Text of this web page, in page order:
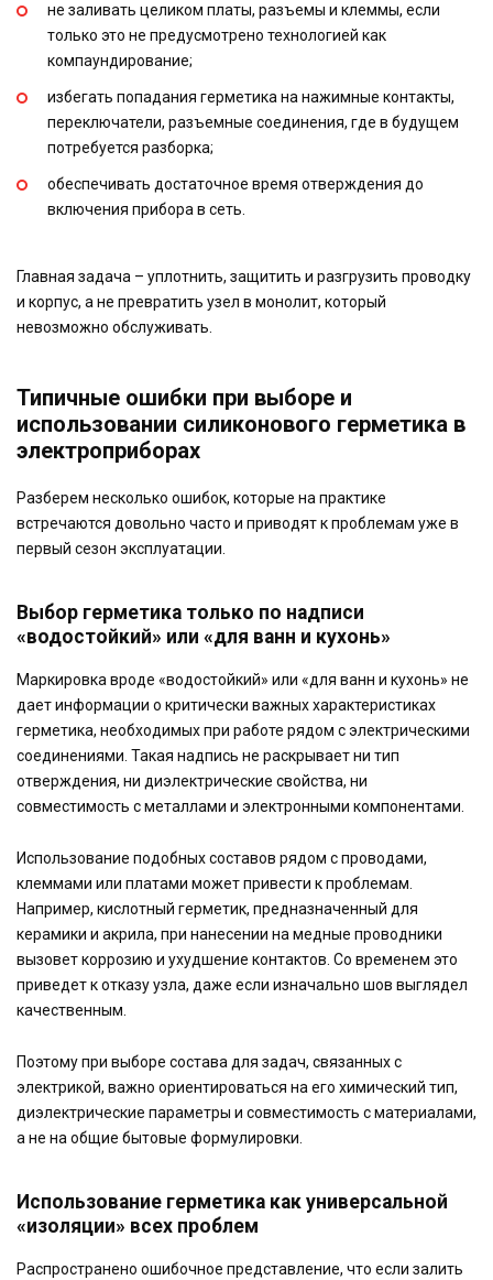
не заливать целиком платы, разъемы и клеммы, если
только это не предусмотрено технологией как
компаундирование;
избегать попадания герметика на нажимные контакты,
переключатели, разъемные соединения, где в будущем
потребуется разборка;
обеспечивать достаточное время отверждения до
включения прибора в сеть.
Главная задача – уплотнить, защитить и разгрузить проводку
и корпус, а не превратить узел в монолит, который
невозможно обслуживать.
Типичные ошибки при выборе и
использовании силиконового герметика в
электроприборах
Разберем несколько ошибок, которые на практике
встречаются довольно часто и приводят к проблемам уже в
первый сезон эксплуатации.
Выбор герметика только по надписи
«водостойкий» или «для ванн и кухонь»
Маркировка вроде «водостойкий» или «для ванн и кухонь» не
дает информации о критически важных характеристиках
герметика, необходимых при работе рядом с электрическими
соединениями. Такая надпись не раскрывает ни тип
отверждения, ни диэлектрические свойства, ни
совместимость с металлами и электронными компонентами.
Использование подобных составов рядом с проводами,
клеммами или платами может привести к проблемам.
Например, кислотный герметик, предназначенный для
керамики и акрила, при нанесении на медные проводники
вызовет коррозию и ухудшение контактов. Со временем это
приведет к отказу узла, даже если изначально шов выглядел
качественным.
Поэтому при выборе состава для задач, связанных с
электрикой, важно ориентироваться на его химический тип,
диэлектрические параметры и совместимость с материалами,
а не на общие бытовые формулировки.
Использование герметика как универсальной
«изоляции» всех проблем
Распространено ошибочное представление, что если залить